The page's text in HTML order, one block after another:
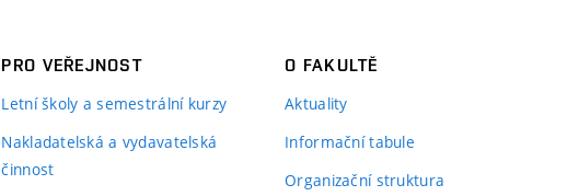
PRO VEŘEJNOST
Letní školy a semestrální kurzy
Nakladatelská a vydavatelská
činnost
O FAKULTĚ
Aktuality
Informační tabule
Organizační struktura